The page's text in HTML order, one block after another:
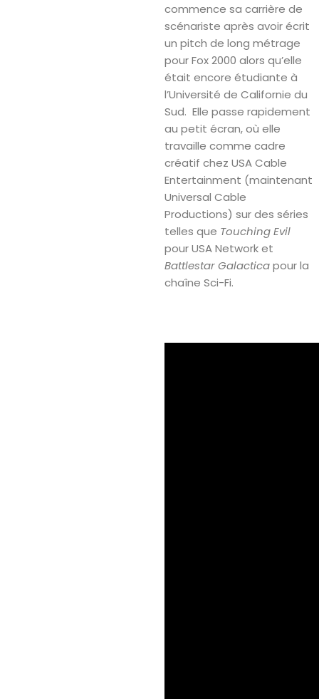
commence sa carrière de
scénariste après avoir écrit
un pitch de long métrage
pour Fox 2000 alors qu’elle
était encore étudiante à
l’Université de Californie du
Sud. Elle passe rapidement
au petit écran, où elle
travaille comme cadre
créatif chez USA Cable
Entertainment (maintenant
Universal Cable
Productions) sur des séries
telles que Touching Evil
pour USA Network et
Battlestar Galacticapour la
chaîne Sci-Fi.